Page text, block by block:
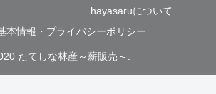
hayasaruについて
本情報・プライバシーポリシー
たてしな林産～薪販売～.